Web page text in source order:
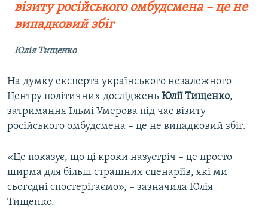
візиту російського омбудсмена – це не
випадковий збіг
Юлія Тищенко
На думку експерта українського незалежного
Центру політичних досліджень Юлії Тищенко,
затримання Ільмі Умерова під час візиту
російського омбудсмена – це не випадковий збіг.
«Це показує, що ці кроки назустріч – це просто
ширма для більш страшних сценаріїв, які ми
сьогодні спостерігаємо», – зазначила Юлія
Тищенко.